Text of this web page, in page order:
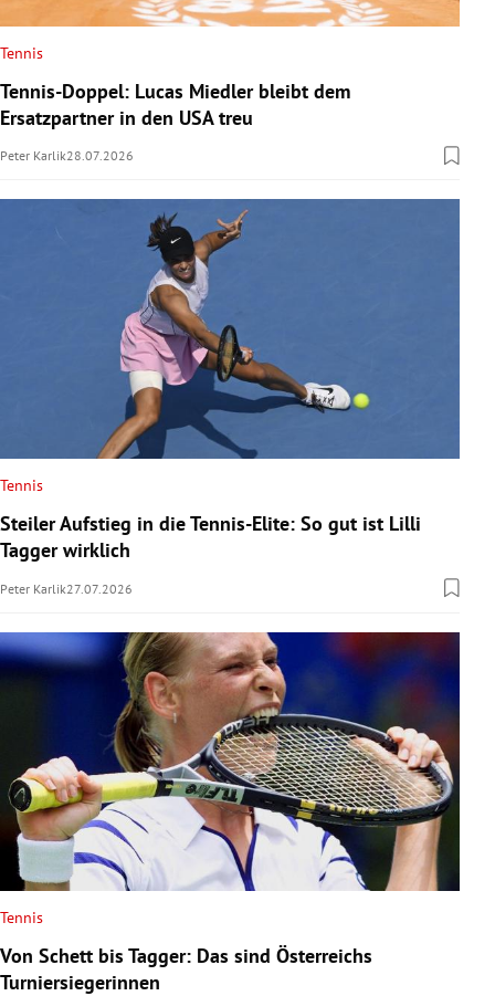
Tennis
Tennis-Doppel: Lucas Miedler bleibt dem
Ersatzpartner in den USA treu
Peter Karlik28.07.2026
Tennis
Steiler Aufstieg in die Tennis-Elite: So gut ist Lilli
Tagger wirklich
Peter Karlik27.07.2026
Tennis
Von Schett bis Tagger: Das sind Österreichs
Turniersiegerinnen